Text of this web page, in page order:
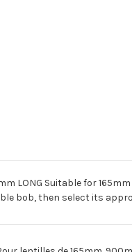
LONG Suitable for
bob, then select its